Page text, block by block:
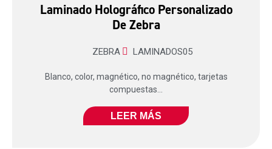
Laminado Holográfico Personalizado
De Zebra
ZEBRA LAMINADOS05
Blanco, color, magnético, no magnético, tarjetas
compuestas...
LEER MÁS